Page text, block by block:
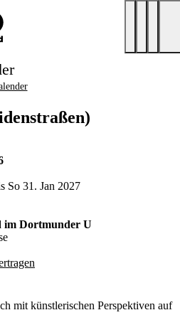
So 31. Jan 2027
im Dortmunder U
mit künstlerischen Perspektiven auf